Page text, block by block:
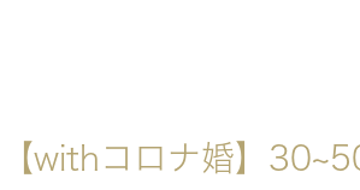
【withコロナ婚】